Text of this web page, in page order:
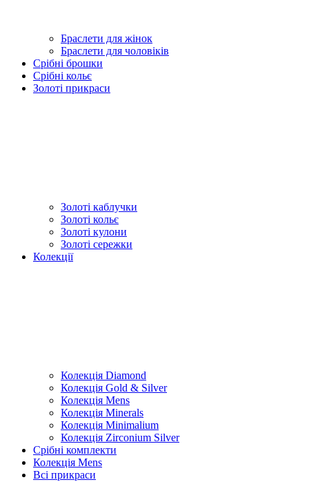
Браслети для жінок
Браслети для чоловіків
Срібні брошки
Срібні кольє
Золоті прикраси
Золоті каблучки
Золоті кольє
Золоті кулони
Золоті сережки
Колекції
Колекція Diamond
Колекція Gold & Silver
Колекція Mens
Колекція Minerals
Колекція Minimalium
Колекція Zirconium Silver
Срібні комплекти
Колекція Mens
Всі прикраси